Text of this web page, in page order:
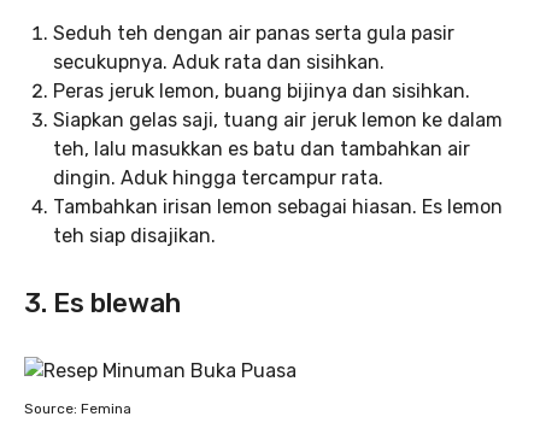
Seduh teh dengan air panas serta gula pasir
secukupnya. Aduk rata dan sisihkan.
Peras jeruk lemon, buang bijinya dan sisihkan.
Siapkan gelas saji, tuang air jeruk lemon ke dalam
teh, lalu masukkan es batu dan tambahkan air
dingin. Aduk hingga tercampur rata.
Tambahkan irisan lemon sebagai hiasan. Es lemon
teh siap disajikan.
3. Es blewah
Source: Femina